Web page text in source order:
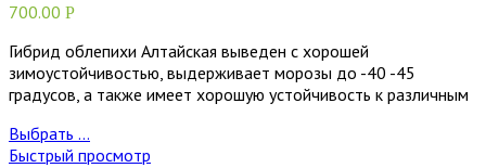
700.00 Р
Гибрид облепихи Алтайская выведен с хорошей
зимоустойчивостью, выдерживает морозы до -40 -45
градусов, а также имеет хорошую устойчивость к различным
Выбрать ...
Быстрый просмотр